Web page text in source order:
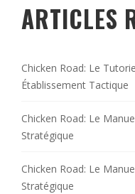
ARTICLES
Chicken Road: Le
Établissement Tactique
Chicken Road: Le
Stratégique
Chicken Road: Le
Stratégique